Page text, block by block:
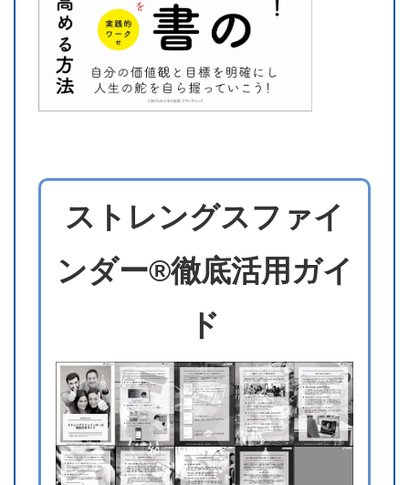
ストレングスファイ
ンダー®徹底活用ガイ
ド